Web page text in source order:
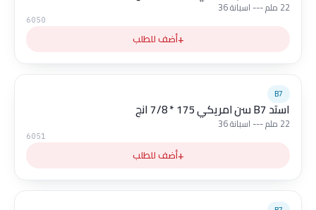
22 ملم --- اسبانة 36
6050
+أضف للطلب
B7
استد B7 سن امريكي 175 * 7/8 انج
22 ملم --- اسبانة 36
6051
+أضف للطلب